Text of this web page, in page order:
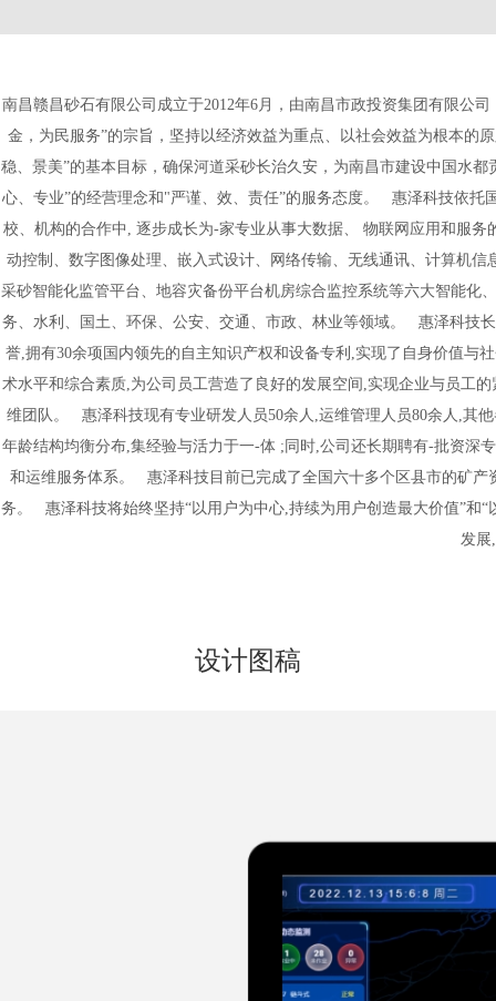
南昌赣昌砂石有限公司成立于2012年6月，由南昌市政投资集团有限公
金，为民服务”的宗旨，坚持以经济效益为重点、以社会效益为根本的
稳、景美”的基本目标，确保河道采砂长治久安，为南昌市建设中国
心、专业”的经营理念和"严谨、效、责任”的服务态度。 惠泽科技依托
校、机构的合作中, 逐步成长为-家专业从事大数据、 物联网应用和服
动控制、数字图像处理、嵌入式设计、网络传输、无线通讯、计算机
采砂智能化监管平台、地容灾备份平台机房综合监控系统等六大智能化
务、水利、国土、环保、公安、交通、市政、林业等领域。 惠泽科技
誉,拥有30余项国内领先的自主知识产权和设备专利,实现了自身价值
术水平和综合素质,为公司员工营造了良好的发展空间,实现企业与员工
维团队。 惠泽科技现有专业研发人员50余人,运维管理人员80余人,其
年龄结构均衡分布,集经验与活力于一-体 ;同时,公司还长期聘有-批资深
和运维服务体系。 惠泽科技目前已完成了全国六十多个区县市的矿
务。 惠泽科技将始终坚持“以用户为中心,持续为用户创造最大价值”和
发
设计图稿